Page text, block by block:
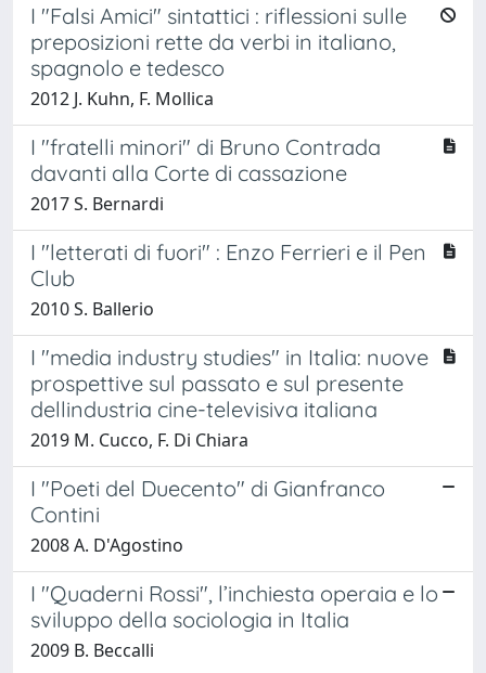
I "Falsi Amici" sintattici : riflessioni sulle
preposizioni rette da verbi in italiano,
spagnolo e tedesco
2012 J. Kuhn, F. Mollica
I "fratelli minori" di Bruno Contrada
davanti alla Corte di cassazione
2017 S. Bernardi
I "letterati di fuori" : Enzo Ferrieri e il Pen
Club
2010 S. Ballerio
I "media industry studies" in Italia: nuove
prospettive sul passato e sul presente
dellindustria cine-televisiva italiana
2019 M. Cucco, F. Di Chiara
I "Poeti del Duecento" di Gianfranco
Contini
2008 A. D'Agostino
I "Quaderni Rossi", l’inchiesta operaia e lo
sviluppo della sociologia in Italia
2009 B. Beccalli